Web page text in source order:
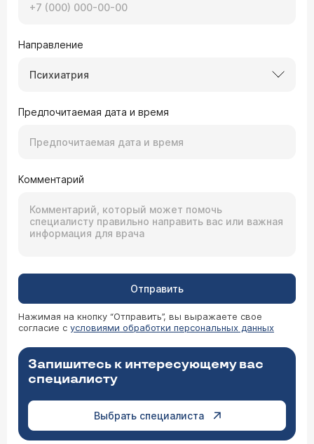
Направление
Психиатрия
Предпочитаемая дата и время
Комментарий
Отправить
Нажимая на кнопку “Отправить”, вы выражаете свое
согласие с условиями обработки персональных данных
Запишитесь к интересующему вас
специалисту
Выбрать специалиста